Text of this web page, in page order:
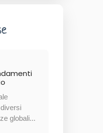
globali...